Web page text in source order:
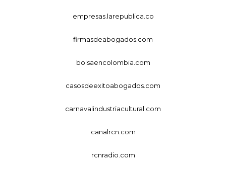
empresas.larepublica.co
firmasdeabogados.com
bolsaencolombia.com
casosdeexitoabogados.com
carnavalindustriacultural.com
canalrcn.com
rcnradio.com